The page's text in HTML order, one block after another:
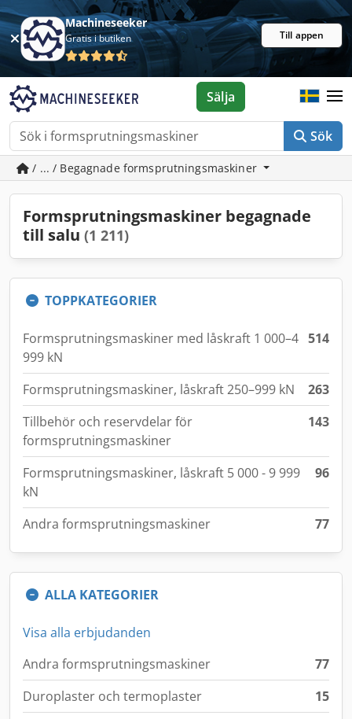
Machineseeker
Gratis i butiken Till appen
Sök
Sälja
/ ... / Begagnade formsprutningsmaskiner
Formsprutningsmaskiner begagnade
till salu (1 211)
TOPPKATEGORIER
Formsprutningsmaskiner med låskraft 1 000–4
999 kN
514
Formsprutningsmaskiner, låskraft 250–999 kN
263
Tillbehör och reservdelar för
formsprutningsmaskiner
143
Formsprutningsmaskiner, låskraft 5 000 - 9 999
kN
96
Andra formsprutningsmaskiner 77
ALLA KATEGORIER
Visa alla erbjudanden
Andra formsprutningsmaskiner
77
Duroplaster och termoplaster
15